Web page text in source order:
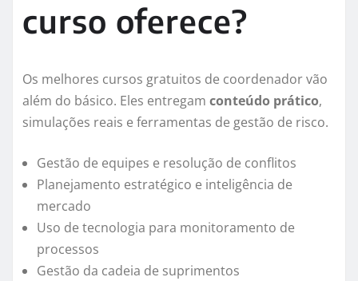
curso oferece?
Os melhores cursos gratuitos de coordenador vão
além do básico. Eles entregam conteúdo prático,
simulações reais e ferramentas de gestão de risco.
Gestão de equipes e resolução de conflitos
Planejamento estratégico e inteligência de
mercado
Uso de tecnologia para monitoramento de
processos
Gestão da cadeia de suprimentos